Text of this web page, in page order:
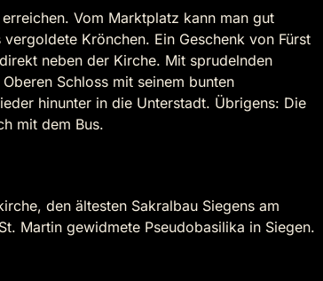
Vom Marktplatz kann man gut
Krönchen. Ein Geschenk von Fürst
neben der Kirche. Mit sprudelnden
Schloss mit seinem bunten
hinunter in die Unterstadt. Übrigens: Die
mit dem Bus.
den ältesten Sakralbau Siegens am
Martin gewidmete Pseudobasilika in Siegen.